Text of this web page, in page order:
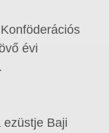
évi
ezüstje Baji